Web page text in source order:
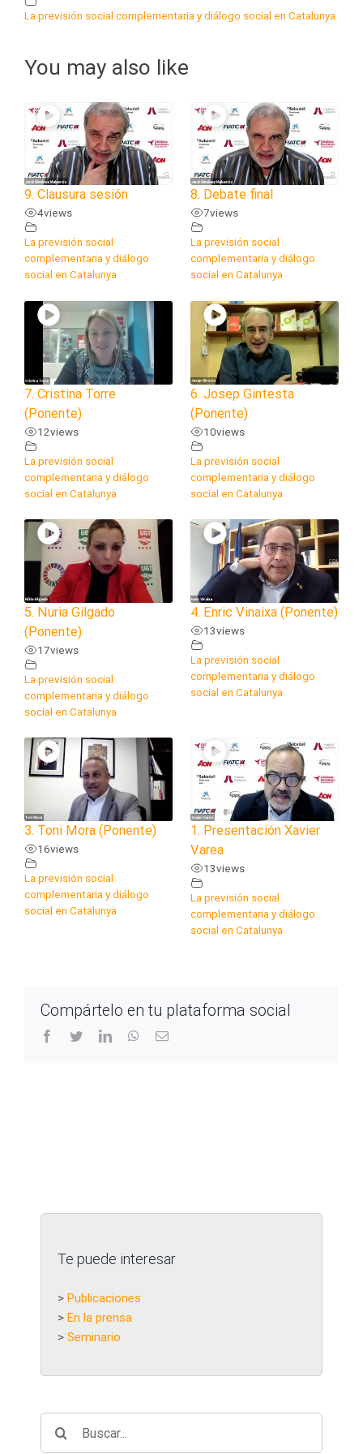
La previsión social complementaria y diálogo social en Catalunya
You may also like
9. Clausura sesión
4views
La previsión social
complementaria y diálogo
social en Catalunya
8. Debate final
7views
La previsión social
complementaria y diálogo
social en Catalunya
7. Cristina Torre
(Ponente)
12views
La previsión social
complementaria y diálogo
social en Catalunya
6. Josep Gintesta
(Ponente)
10views
La previsión social
complementaria y diálogo
social en Catalunya
5. Nuria Gilgado
(Ponente)
17views
La previsión social
complementaria y diálogo
social en Catalunya
4. Enric Vinaixa (Ponente)
13views
La previsión social
complementaria y diálogo
social en Catalunya
3. Toni Mora (Ponente)
16views
La previsión social
complementaria y diálogo
social en Catalunya
1. Presentación Xavier
Varea
13views
La previsión social
complementaria y diálogo
social en Catalunya
Compártelo en tu plataforma social
facebook
twitterlinkedinwhatsappCorreo
Te puede interesar
> Publicaciones
> En la prensa
> Seminario